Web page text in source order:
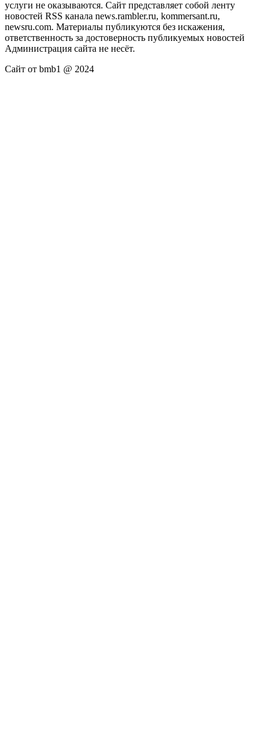
услуги не оказываются. Сайт представляет собой ленту
новостей RSS канала news.rambler.ru, kommersant.ru,
newsru.com. Материалы публикуются без искажения,
ответственность за достоверность публикуемых новостей
Администрация сайта не несёт.
Сайт от bmb1 @ 2024